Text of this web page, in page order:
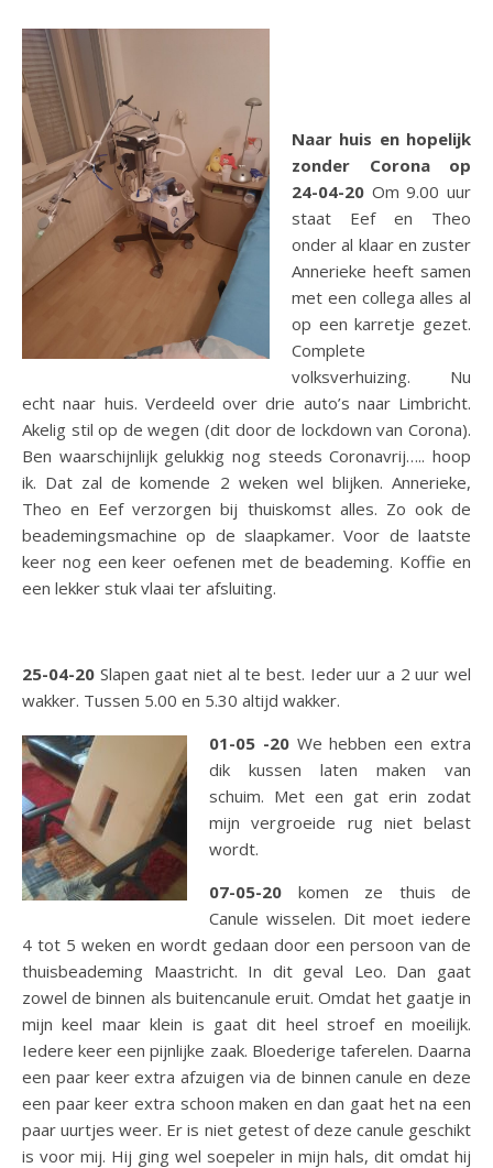
Naar huis en hopelijk
zonder Corona op
24-04-20 Om 9.00 uur
staat Eef en Theo
onder al klaar en zuster
Annerieke heeft samen
met een collega alles al
op een karretje gezet.
Complete
volksverhuizing. Nu
echt naar huis. Verdeeld over drie auto’s naar Limbricht.
Akelig stil op de wegen (dit door de lockdown van Corona).
Ben waarschijnlijk gelukkig nog steeds Coronavrij….. hoop
ik. Dat zal de komende 2 weken wel blijken. Annerieke,
Theo en Eef verzorgen bij thuiskomst alles. Zo ook de
beademingsmachine op de slaapkamer. Voor de laatste
keer nog een keer oefenen met de beademing. Koffie en
een lekker stuk vlaai ter afsluiting.
25-04-20 Slapen gaat niet al te best. Ieder uur a 2 uur wel
wakker. Tussen 5.00 en 5.30 altijd wakker.
01-05 -20We hebben een extra
dik kussen laten maken van
schuim. Met een gat erin zodat
mijn vergroeide rug niet belast
wordt.
07-05-20 komen ze thuis de
Canule wisselen. Dit moet iedere
4 tot 5 weken en wordt gedaan door een persoon van de
thuisbeademing Maastricht. In dit geval Leo. Dan gaat
zowel de binnen als buitencanule eruit. Omdat het gaatje in
mijn keel maar klein is gaat dit heel stroef en moeilijk.
Iedere keer een pijnlijke zaak. Bloederige taferelen. Daarna
een paar keer extra afzuigen via de binnen canule en deze
een paar keer extra schoon maken en dan gaat het na een
paar uurtjes weer. Er is niet getest of deze canule geschikt
is voor mij. Hij ging wel soepeler in mijn hals, dit omdat hij